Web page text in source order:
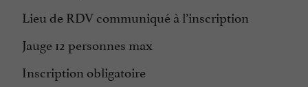
Lieu de RDV communiqué à l’inscription
Jauge 12 personnes max
Inscription obligatoire